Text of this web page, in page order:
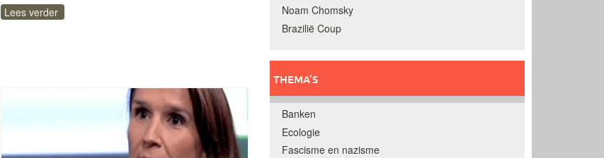
Lees verder
Noam Chomsky
Brazilië Coup
THEMA’S
Banken
Ecologie
Fascisme en nazisme